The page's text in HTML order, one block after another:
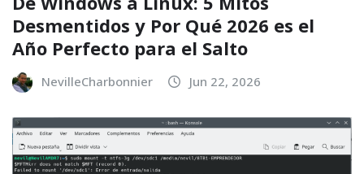
Desmentidos y Por Qué 2026 es el
Año Perfecto para el Salto
NevilleCharbonnier Jun 22, 2026